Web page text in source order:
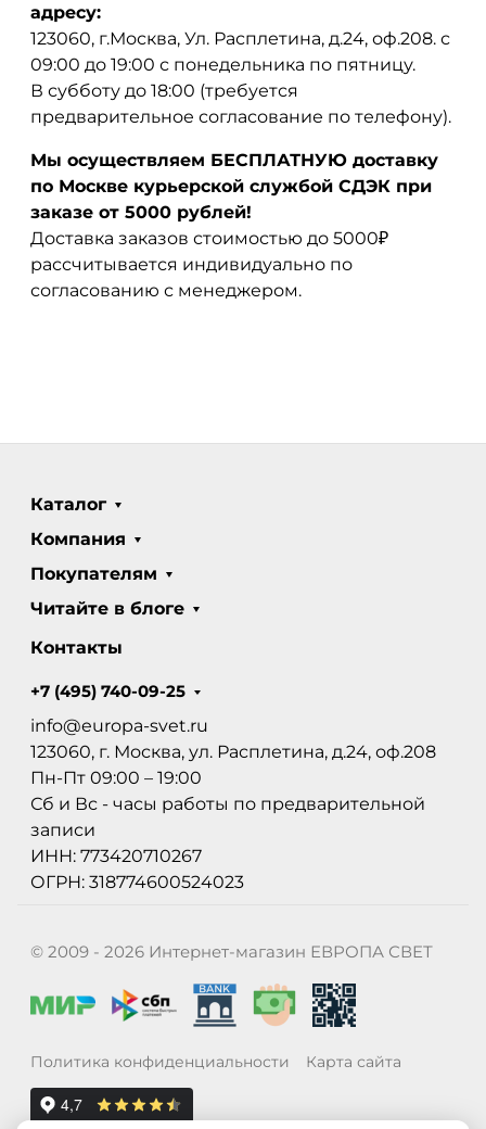
адресу:
123060, г.Москва, Ул. Расплетина, д.24, оф.208. с
09:00 до 19:00 с понедельника по пятницу.
В субботу до 18:00 (требуется
предварительное согласование по телефону).
Мы осуществляем БЕСПЛАТНУЮ доставку
по Москве курьерской службой СДЭК при
заказе от 5000 рублей!
Доставка заказов стоимостью до 5000₽
рассчитывается индивидуально по
согласованию с менеджером.
Каталог
Компания
Покупателям
Читайте в блоге
Контакты
+7 (495) 740-09-25
info@europa-svet.ru
123060, г. Москва, ул. Расплетина, д.24, оф.208
Пн-Пт 09:00 – 19:00
Сб и Вс - часы работы по предварительной
записи
ИНН: 773420710267
ОГРН: 318774600524023
© 2009 - 2026 Интернет-магазин ЕВРОПА СВЕТ
Политика конфиденциальности Карта сайта